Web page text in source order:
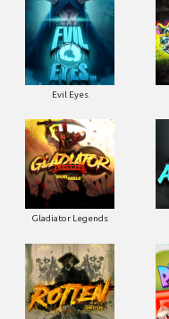
Evil Eyes
Gladiator Legends